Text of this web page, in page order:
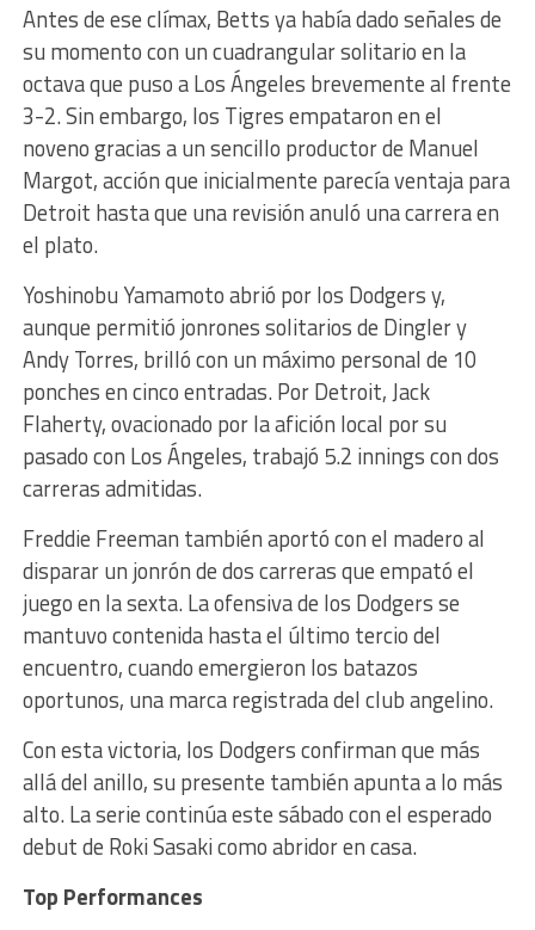
Antes de ese clímax, Betts ya había dado señales de
su momento con un cuadrangular solitario en la
octava que puso a Los Ángeles brevemente al frente
3-2. Sin embargo, los Tigres empataron en el
noveno gracias a un sencillo productor de Manuel
Margot, acción que inicialmente parecía ventaja para
Detroit hasta que una revisión anuló una carrera en
el plato.
Yoshinobu Yamamoto abrió por los Dodgers y,
aunque permitió jonrones solitarios de Dingler y
Andy Torres, brilló con un máximo personal de 10
ponches en cinco entradas. Por Detroit, Jack
Flaherty, ovacionado por la afición local por su
pasado con Los Ángeles, trabajó 5.2 innings con dos
carreras admitidas.
Freddie Freeman también aportó con el madero al
disparar un jonrón de dos carreras que empató el
juego en la sexta. La ofensiva de los Dodgers se
mantuvo contenida hasta el último tercio del
encuentro, cuando emergieron los batazos
oportunos, una marca registrada del club angelino.
Con esta victoria, los Dodgers confirman que más
allá del anillo, su presente también apunta a lo más
alto. La serie continúa este sábado con el esperado
debut de Roki Sasaki como abridor en casa.
Top Performances